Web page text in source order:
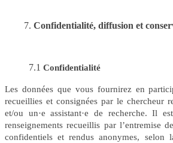
Confidentialité, diffusion et
7.1 Confidentialité
Les données que vous fournirez en
recueillies et consignées par le chercheur
et/ou un·e assistant·e de recherche. Il
renseignements recueillis par l’entremise
confidentiels et rendus anonymes, selon